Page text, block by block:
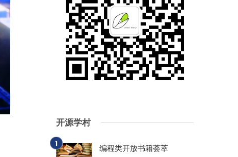
开源学村
编程类开放书籍荟萃